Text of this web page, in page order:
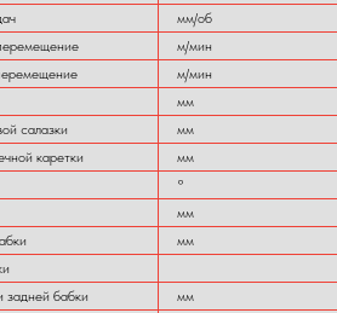
мм/об
м/мин
м/мин
мм
салазки
мм
каретки
мм
°
мм
мм
задней бабки
мм